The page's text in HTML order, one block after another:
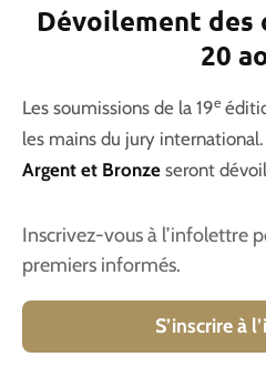
Dévoilement
20
Les soumissions de la 19e
les mains du jury
Argent et Bronze seront
Inscrivez-vous à l’infolettre
premiers informés.
S’inscrire à